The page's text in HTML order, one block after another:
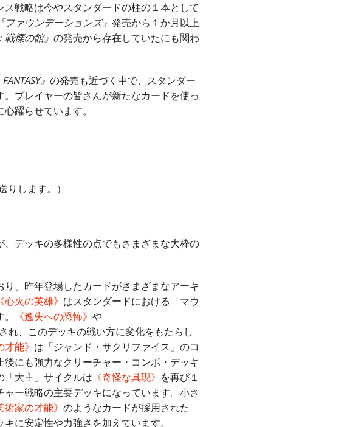
ス戦略は今やスタンダードの柱の１本として
『ファウンデーションズ』 発売から１か月以上
戦慄の館』 の発売から存在していたにも関わ
』 の発売も近づく中で、スタンダー
プレイヤーの皆さんが新たなカードを使っ
躍らせています。
します。）
デッキの多様性の点でもさまざまな大枠の
、昨年登場したカードがさまざまなアーキ
《心火の英雄》 はスタンダードにおける「マウ
《逸失への恐怖》 や
れ、このデッキの戦い方に変化をもたらし
才能》 は「ジャンド・サクリファイス」のコ
後にも強力なクリーチャー・コンボ・デッキ
「大主」サイクルは 《奇怪な具現》 を再び１
ー戦略の主要デッキになっています。小さ
術家の才能》 のようなカードが採用された
に安定性や力強さを加えています。